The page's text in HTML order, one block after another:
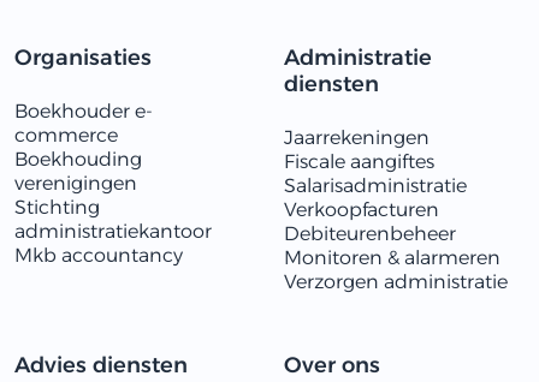
Organisaties
Boekhouder e-
commerce
Boekhouding
verenigingen
Stichting
administratiekantoor
Mkb accountancy
Administratie
diensten
Jaarrekeningen
Fiscale aangiftes
Salarisadministratie
Verkoopfacturen
Debiteurenbeheer
Monitoren & alarmeren
​​Verzorgen administratie
Advies diensten Over ons